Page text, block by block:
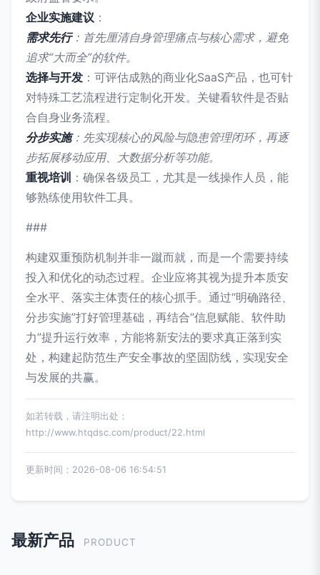
企业实施建议 ：
需求先行：首先厘清自身管理痛点与核心需求，避免
追求“大而全”的软件。
选择与开发 ：可评估成熟的商业化SaaS产品，也可针
对特殊工艺流程进行定制化开发。关键看软件是否贴
合自身业务流程。
分步实施：先实现核心的风险与隐患管理闭环，再逐
步拓展移动应用、大数据分析等功能。
重视培训 ：确保各级员工，尤其是一线操作人员，能
够熟练使用软件工具。
###
构建双重预防机制并非一蹴而就，而是一个需要持续
投入和优化的动态过程。企业应将其视为提升本质安
全水平、落实主体责任的核心抓手。通过“明确路径、
分步实施”打好管理基础，再结合“信息赋能、软件助
力”提升运行效率，方能将新安法的要求真正落到实
处，构建起防范生产安全事故的坚固防线，实现安全
与发展的共赢。
如若转载，请注明出处：
http://www.htqdsc.com/product/22.html
更新时间：2026-08-06 16:54:51
最新产品 PRODUCT